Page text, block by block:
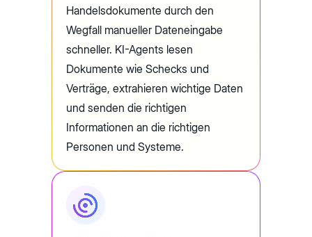
Handelsdokumente durch den
Wegfall manueller Dateneingabe
schneller. KI-Agents lesen
Dokumente wie Schecks und
Verträge, extrahieren wichtige Daten
und senden die richtigen
Informationen an die richtigen
Personen und Systeme.